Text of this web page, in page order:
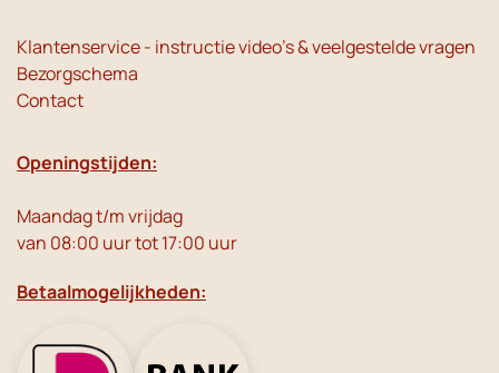
Klantenservice - instructie video's & veelgestelde vragen
Bezorgschema
Contact
Openingstijden:
Maandag t/m vrijdag
van 08:00 uur tot 17:00 uur
Betaalmogelijkheden: